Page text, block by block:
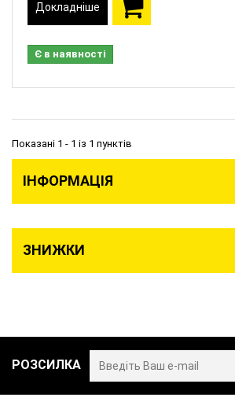
Докладніше
Є в наявності
Показані 1 - 1 із 1 пунктів
ІНФОРМАЦІЯ
ЗНИЖКИ
РОЗСИЛКА